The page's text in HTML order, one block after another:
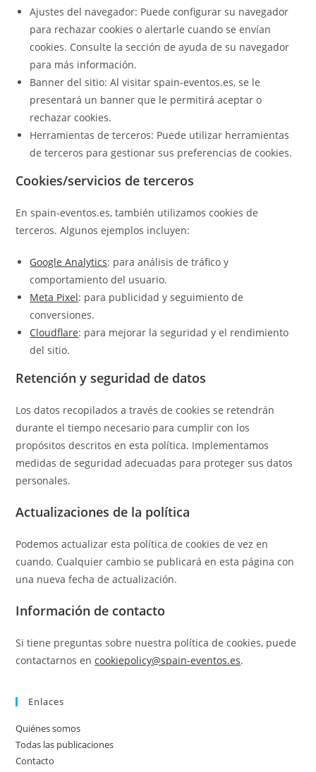
Ajustes del navegador: Puede configurar su navegador
para rechazar cookies o alertarle cuando se envían
cookies. Consulte la sección de ayuda de su navegador
para más información.
Banner del sitio: Al visitar spain-eventos.es, se le
presentará un banner que le permitirá aceptar o
rechazar cookies.
Herramientas de terceros: Puede utilizar herramientas
de terceros para gestionar sus preferencias de cookies.
Cookies/servicios de terceros
En spain-eventos.es, también utilizamos cookies de
terceros. Algunos ejemplos incluyen:
Google Analytics: para análisis de tráfico y
comportamiento del usuario.
Meta Pixel: para publicidad y seguimiento de
conversiones.
Cloudflare: para mejorar la seguridad y el rendimiento
del sitio.
Retención y seguridad de datos
Los datos recopilados a través de cookies se retendrán
durante el tiempo necesario para cumplir con los
propósitos descritos en esta política. Implementamos
medidas de seguridad adecuadas para proteger sus datos
personales.
Actualizaciones de la política
Podemos actualizar esta política de cookies de vez en
cuando. Cualquier cambio se publicará en esta página con
una nueva fecha de actualización.
Información de contacto
Si tiene preguntas sobre nuestra política de cookies, puede
contactarnos encookiepolicy@spain-eventos.es.
Enlaces
Quiénes somos
Todas las publicaciones
Contacto